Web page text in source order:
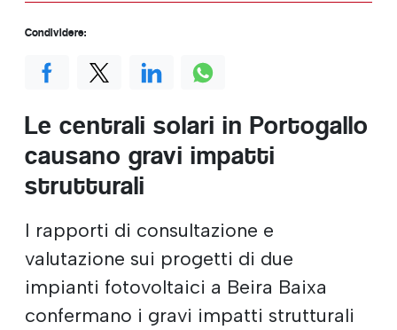
Le centrali solari in Portogallo
causano gravi impatti
strutturali
I rapporti di consultazione e
valutazione sui progetti di due
impianti fotovoltaici a Beira Baixa
confermano i gravi impatti strutturali
Condividere: